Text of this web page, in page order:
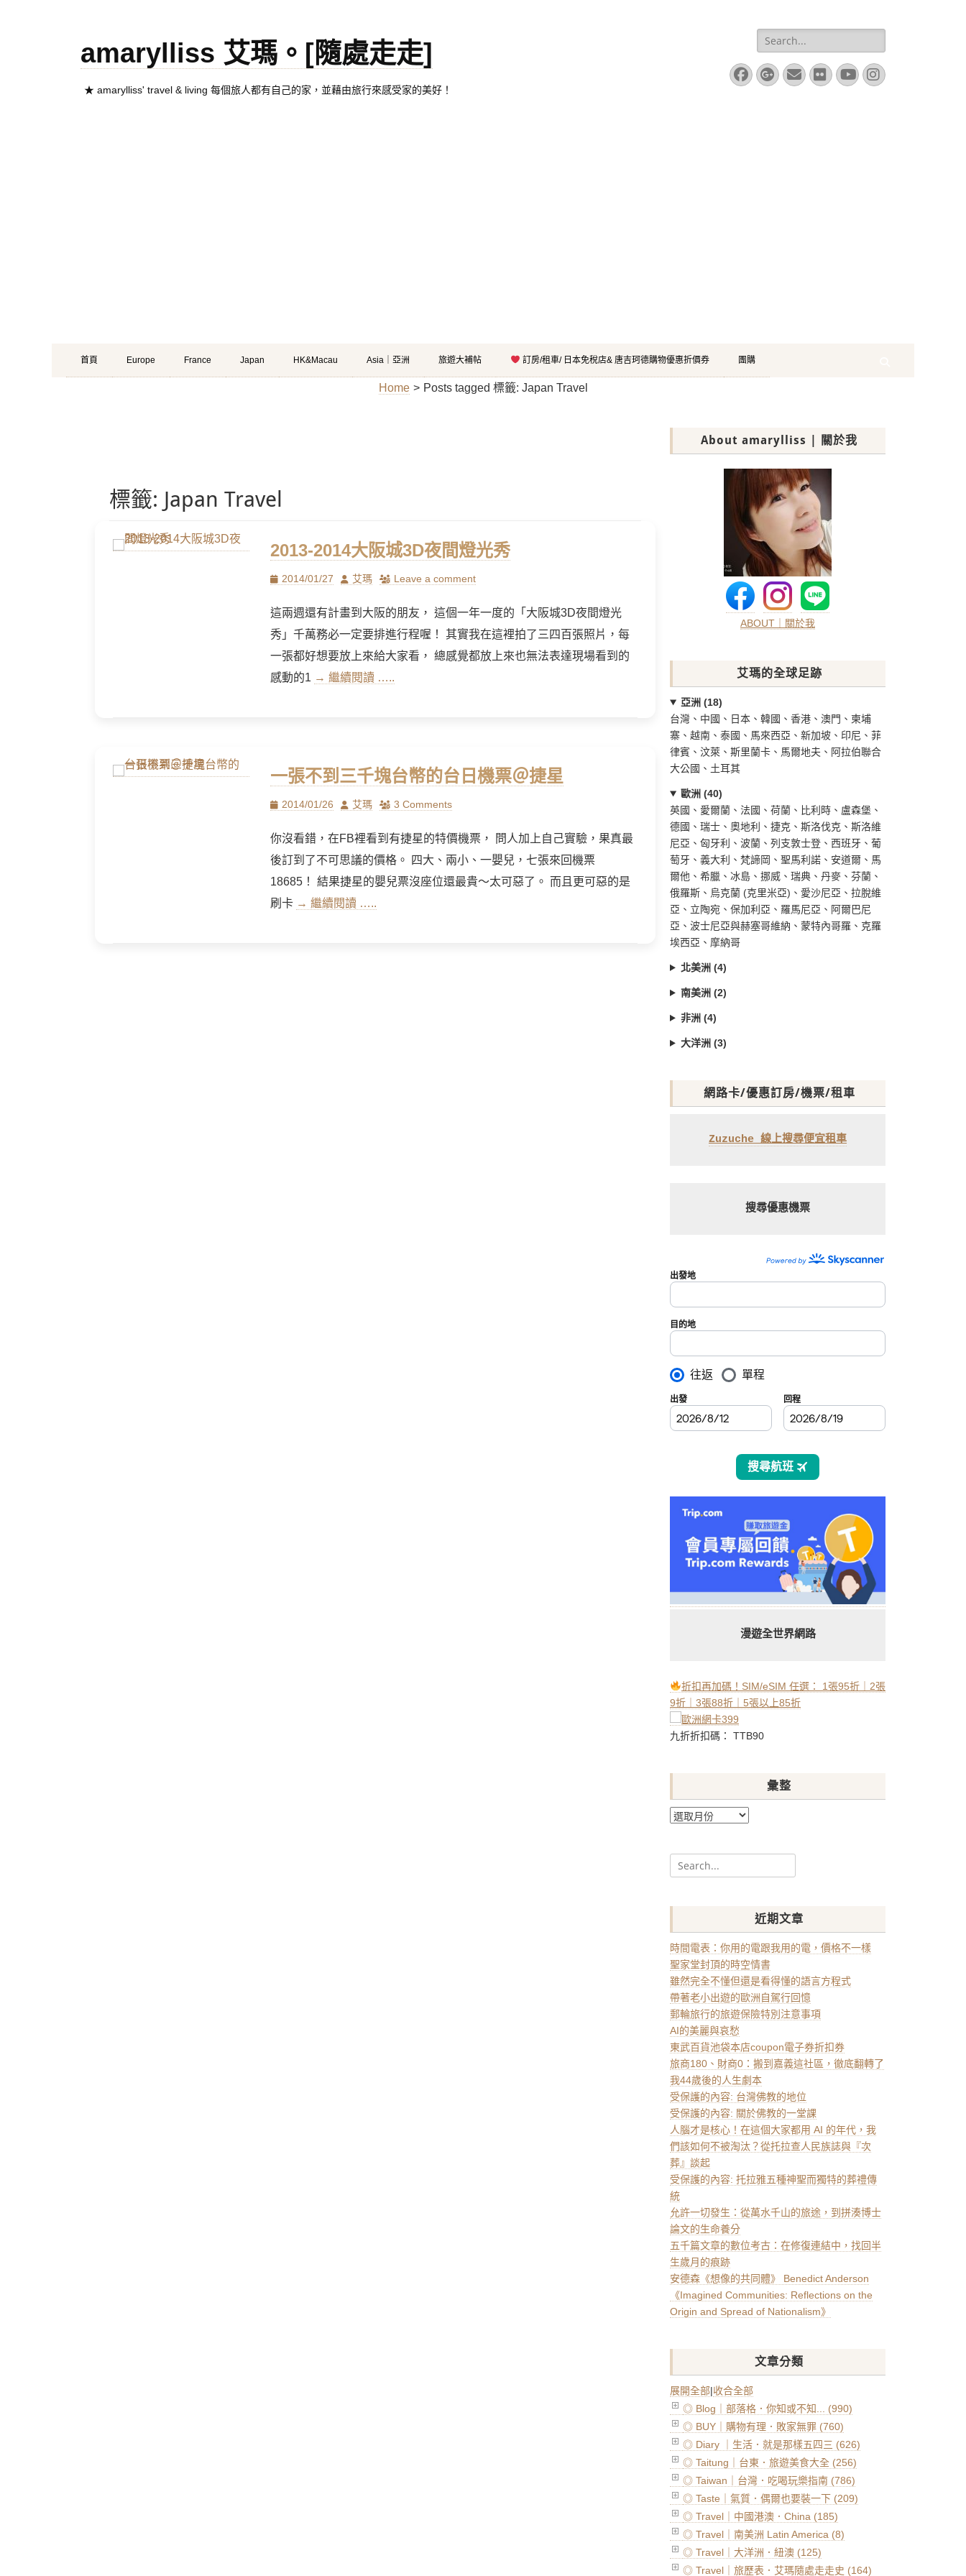
amarylliss 艾瑪。[隨處走走]
★ amarylliss' travel & living 每個旅人都有自己的家，並藉由旅行來感受家的美好！
Search
for:
Facebook
Googleplus
EmailFlickrYouTube
Instagram
Primary
Menu
Skip
to
首頁 Europe France Japan HK&Macau Asia｜亞洲 旅遊大補帖 訂房/租車/ 日本免稅店& 唐吉珂德購物優惠折價券 團購
Home > Posts tagged 標籤: Japan Travel
標籤: Japan Travel
2013-2014大阪城3D夜間燈光秀
Posted
2014/01/27 Author
艾瑪 Leave a comment
這兩週還有計畫到大阪的朋友， 這個一年一度的「大阪城3D夜間燈光
秀」千萬務必一定要排進行程喔！ 其實我在這裡拍了三四百張照片，每
一張都好想要放上來給大家看， 總感覺都放上來也無法表達現場看到的
感動的1 → 繼續閱讀 …..
一張不到三千塊台幣的台日機票＠捷星
Posted
2014/01/26 Author
艾瑪 3 Comments
你沒看錯，在FB裡看到有捷星的特價機票， 問人加上自己實驗，果真最
後訂到了不可思議的價格。 四大、兩小、一嬰兒，七張來回機票
18685！ 結果捷星的嬰兒票沒座位還最貴～太可惡了。 而且更可惡的是
刷卡 → 繼續閱讀 …..
About amarylliss | 關於我
ABOUT｜關於我
艾瑪的全球足跡
亞洲 (18)
台灣、中國、日本、韓國、香港、澳門、柬埔
寨、越南、泰國、馬來西亞、新加坡、印尼、菲
律賓、汶萊、斯里蘭卡、馬爾地夫、阿拉伯聯合
大公國、土耳其
歐洲 (40)
英國、愛爾蘭、法國、荷蘭、比利時、盧森堡、
德國、瑞士、奧地利、捷克、斯洛伐克、斯洛維
尼亞、匈牙利、波蘭、列支敦士登、西班牙、葡
萄牙、義大利、梵諦岡、聖馬利諾、安道爾、馬
爾他、希臘、冰島、挪威、瑞典、丹麥、芬蘭、
俄羅斯、烏克蘭 (克里米亞)、愛沙尼亞、拉脫維
亞、立陶宛、保加利亞、羅馬尼亞、阿爾巴尼
亞、波士尼亞與赫塞哥維納、蒙特內哥羅、克羅
埃西亞、摩納哥
北美洲 (4)
南美洲 (2)
非洲 (4)
大洋洲 (3)
網路卡/優惠訂房/機票/租車
Zuzuche 線上搜尋便宜租車
搜尋優惠機票
漫遊全世界網路
折扣再加碼！SIM/eSIM 任選： 1張95折｜2張
9折｜3張88折｜5張以上85折
九折折扣碼： TTB90
彙整
彙
Search
for:
近期文章
時間電表：你用的電跟我用的電，價格不一樣
聖家堂封頂的時空情書
雖然完全不懂但還是看得懂的語言方程式
帶著老小出遊的歐洲自駕行回憶
郵輪旅行的旅遊保險特別注意事項
AI的美麗與哀愁
東武百貨池袋本店coupon電子券折扣券
旅商180、財商0：搬到嘉義這社區，徹底翻轉了
我44歲後的人生劇本
受保護的內容: 台灣佛教的地位
受保護的內容: 關於佛教的一堂課
人腦才是核心！在這個大家都用 AI 的年代，我
們該如何不被淘汰？從托拉查人民族誌與『次
葬』談起
受保護的內容: 托拉雅五種神聖而獨特的葬禮傳
統
允許一切發生：從萬水千山的旅途，到拼湊博士
論文的生命養分
五千篇文章的數位考古：在修復連結中，找回半
生歲月的痕跡
安德森《想像的共同體》 Benedict Anderson
《Imagined Communities: Reflections on the
Origin and Spread of Nationalism》
文章分類
展開全部|收合全部
◎ Blog｜部落格．你知或不知... (990)
◎ BUY｜購物有理．敗家無罪 (760)
◎ Diary ｜生活．就是那樣五四三 (626)
◎ Taitung｜台東．旅遊美食大全 (256)
◎ Taiwan｜台灣．吃喝玩樂指南 (786)
◎ Taste｜氣質．偶爾也要裝一下 (209)
◎ Travel｜中國港澳．China (185)
◎ Travel｜南美洲 Latin America (8)
◎ Travel｜大洋洲．紐澳 (125)
◎ Travel｜旅歷表．艾瑪隨處走走史 (164)